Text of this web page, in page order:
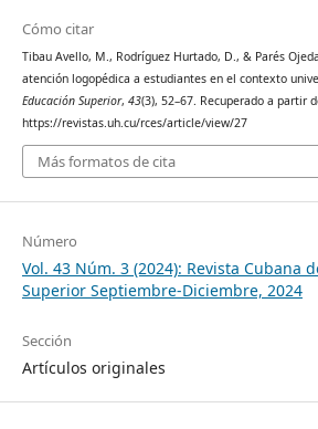
Cómo citar
Tibau Avello, M., Rodríguez Hurtado, D., & Parés
atención logopédica a estudiantes en el contexto
Educación Superior, 43(3), 52–67. Recuperado a partir
https://revistas.uh.cu/rces/article/view/27
Más formatos de cita
Número
Vol. 43 Núm. 3 (2024): Revista Cubana
Superior Septiembre-Diciembre, 2024
Sección
Artículos originales